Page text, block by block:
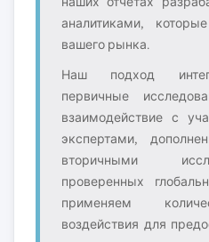
аналитиками,
вашего рынка.
Наш подход
первичные
взаимодействие с
экспертами,
вторичными
проверенных
применяем
воздействия для